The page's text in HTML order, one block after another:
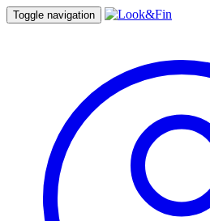
Toggle navigation